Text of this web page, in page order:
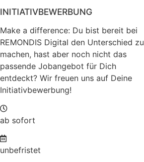
INITIATIVBEWERBUNG
Make a difference: Du bist bereit bei
REMONDIS Digital den Unterschied zu
machen, hast aber noch nicht das
passende Jobangebot für Dich
entdeckt? Wir freuen uns auf Deine
Initiativbewerbung!
ab sofort
unbefristet